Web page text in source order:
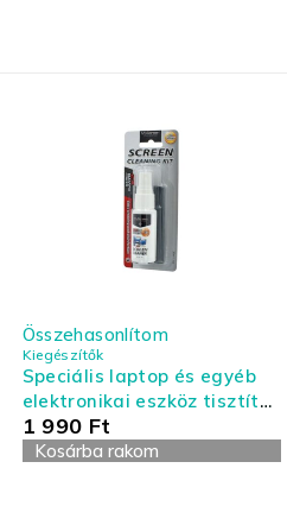
Kiegészítők
Speciális laptop és egyéb
elektronikai eszköz tisztító
készlet - kis kiszerelés
Összehasonlítom
1 990 Ft
Kosárba rakom